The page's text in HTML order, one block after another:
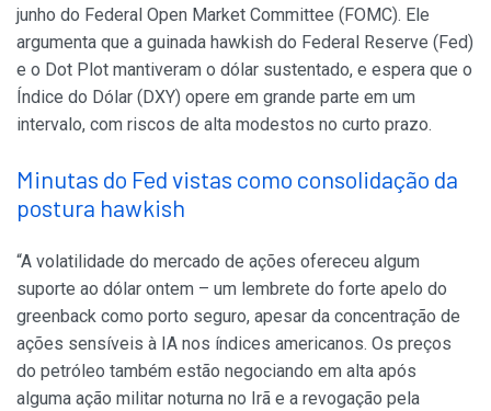
junho do Federal Open Market Committee (FOMC). Ele
argumenta que a guinada hawkish do Federal Reserve (Fed)
e o Dot Plot mantiveram o dólar sustentado, e espera que o
Índice do Dólar (DXY) opere em grande parte em um
intervalo, com riscos de alta modestos no curto prazo.
Minutas do Fed vistas como consolidação da
postura hawkish
“A volatilidade do mercado de ações ofereceu algum
suporte ao dólar ontem – um lembrete do forte apelo do
greenback como porto seguro, apesar da concentração de
ações sensíveis à IA nos índices americanos. Os preços
do petróleo também estão negociando em alta após
alguma ação militar noturna no Irã e a revogação pela